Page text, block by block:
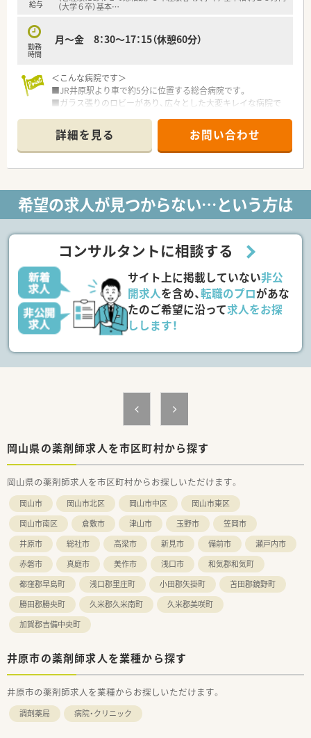
給与 （大学６卒）基本…
勤務
時間
月～金 8：30～17：15（休憩60分）
＜こんな病院です＞
■JR井原駅より車で約5分に位置する総合病院です。
■ガラス張りのロビーがあり、広々とした大変キレイな病院で
＜業務内容＞
■入院患者様の調剤、監査、病棟業務がメインです。
■外来処方箋は96％院外対応となります。
＜研修制度＞
■先輩職員が丁寧にサポートしてくださいます。
昭和41年に180床（一般病床120床、療養病床60床）となりまし
た。
■岡山県市町村共済組合加入、院内保育所あり（職員は無料）
■福利厚生として退職金も1年勤務から発生、託児所も完備。大
変お仕事しやすい環境の病院です。
■病院薬剤師の仕事に興味がある方
■福利厚生が充実している環境で働きたい方
少しでも気になった方はお問い合わせくださいませ
詳細を見る お問い合わせ
希望の求人が見つからない…という方は
コンサルタントに相談する
サイト上に掲載していない非公
開求人を含め、転職のプロがあな
たのご希望に沿って求人をお探
しします！
岡山県の薬剤師求人を市区町村から探す
岡山県の薬剤師求人を市区町村からお探しいただけます。
岡山市 岡山市北区 岡山市中区
岡山市東区
岡山市南区
倉敷市 津山市 玉野市
笠岡市
井原市
総社市 高梁市 新見市 備前市
瀬戸内市
赤磐市
真庭市 美作市 浅口市
和気郡和気町
都窪郡早島町
浅口郡里庄町 小田郡矢掛町
苫田郡鏡野町
勝田郡勝央町
久米郡久米南町
久米郡美咲町
加賀郡吉備中央町
井原市の薬剤師求人を業種から探す
井原市の薬剤師求人を業種からお探しいただけます。
調剤薬局 病院・クリニック